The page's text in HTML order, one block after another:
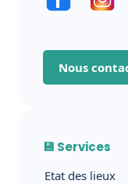
Nous
💾 Services
Etat des lieux